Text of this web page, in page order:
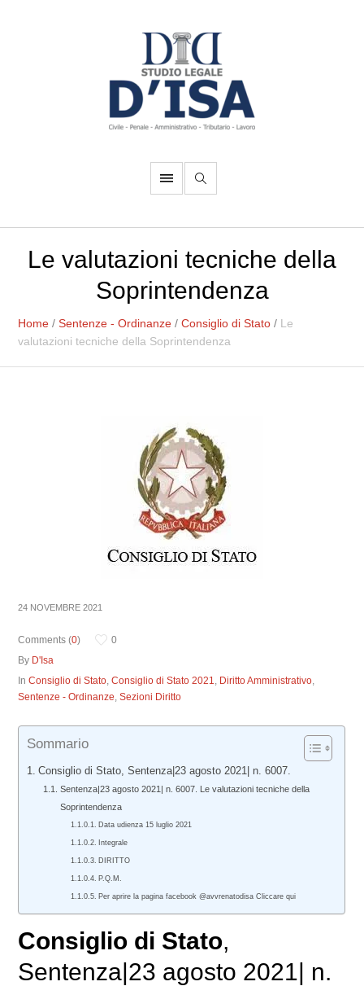
Le valutazioni tecniche della
Soprintendenza
Home /Sentenze - Ordinanze /Consiglio di Stato / Le
valutazioni tecniche della Soprintendenza
24 NOVEMBRE 2021
Comments (0)
0
By D'Isa
InConsiglio di Stato,Consiglio di Stato 2021, Diritto Amministrativo,
Sentenze - Ordinanze,Sezioni Diritto
Sommario
Consiglio di Stato, Sentenza|23 agosto 2021| n. 6007.
Sentenza|23 agosto 2021| n. 6007. Le valutazioni tecniche della
Soprintendenza
Data udienza 15 luglio 2021
Integrale
DIRITTO
P.Q.M.
Per aprire la pagina facebook @avvrenatodisa Cliccare qui
Consiglio di Stato,
Sentenza|23 agosto 2021| n.